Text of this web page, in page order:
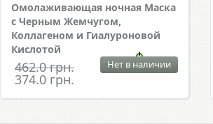
Омолаживающая ночная Маска
с Черным Жемчугом,
Коллагеном и Гиалуроновой
Кислотой
462.0 грн.
374.0 грн.
Нет в наличии